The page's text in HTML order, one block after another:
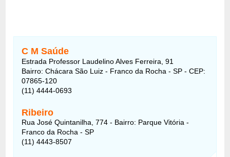
C M Saúde
Estrada Professor Laudelino Alves Ferreira, 91
Bairro: Chácara São Luiz - Franco da Rocha - SP - CEP:
07865-120
(11) 4444-0693
Ribeiro
Rua José Quintanilha, 774 - Bairro: Parque Vitória -
Franco da Rocha - SP
(11) 4443-8507